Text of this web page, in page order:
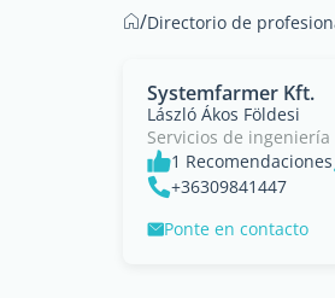
/Directorio de
Systemfarmer Kft.
László Ákos Földesi
Servicios de
1 Recomendaciones
+36309841447
Ponte en contacto